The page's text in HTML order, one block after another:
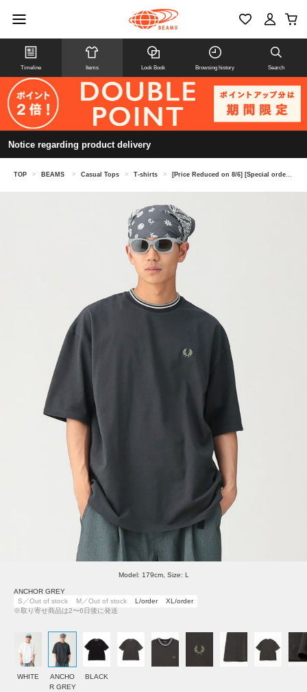
Timeline Items Look Book Browsing history Search
Notice regarding product delivery
TOP > BEAMS > Casual Tops > T-shirts > [Price Reduced on 8/6] [Special order] FRED PERRY / Oversized Tipped Pique T-shirt
Model: 179cm, Size: L
ANCHOR GREY
S／Out of stock
M／Out of stock L/order
XL/order
※取り寄せ商品は2〜6日後に発送
WHITE
ANCHO
R GREY
BLACK